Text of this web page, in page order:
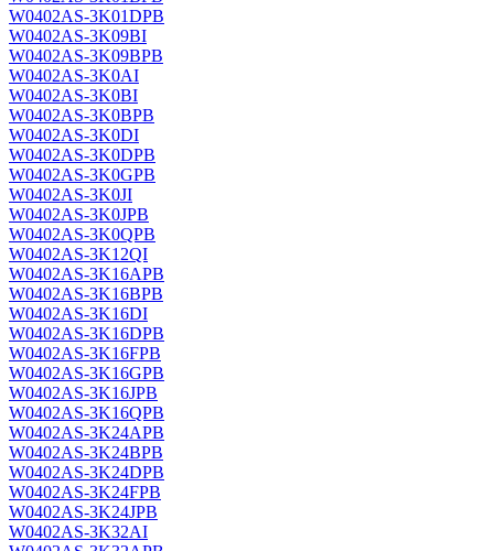
W0402AS-3K01DPB
W0402AS-3K09BI
W0402AS-3K09BPB
W0402AS-3K0AI
W0402AS-3K0BI
W0402AS-3K0BPB
W0402AS-3K0DI
W0402AS-3K0DPB
W0402AS-3K0GPB
W0402AS-3K0JI
W0402AS-3K0JPB
W0402AS-3K0QPB
W0402AS-3K12QI
W0402AS-3K16APB
W0402AS-3K16BPB
W0402AS-3K16DI
W0402AS-3K16DPB
W0402AS-3K16FPB
W0402AS-3K16GPB
W0402AS-3K16JPB
W0402AS-3K16QPB
W0402AS-3K24APB
W0402AS-3K24BPB
W0402AS-3K24DPB
W0402AS-3K24FPB
W0402AS-3K24JPB
W0402AS-3K32AI